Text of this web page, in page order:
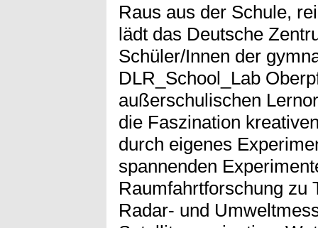
Raus aus der Schule,
lädt das Deutsche
Schüler/Innen der
DLR_School_Lab
außerschulischen
die Faszination
durch eigenes
spannenden
Raumfahrtforschung zu
Radar- und